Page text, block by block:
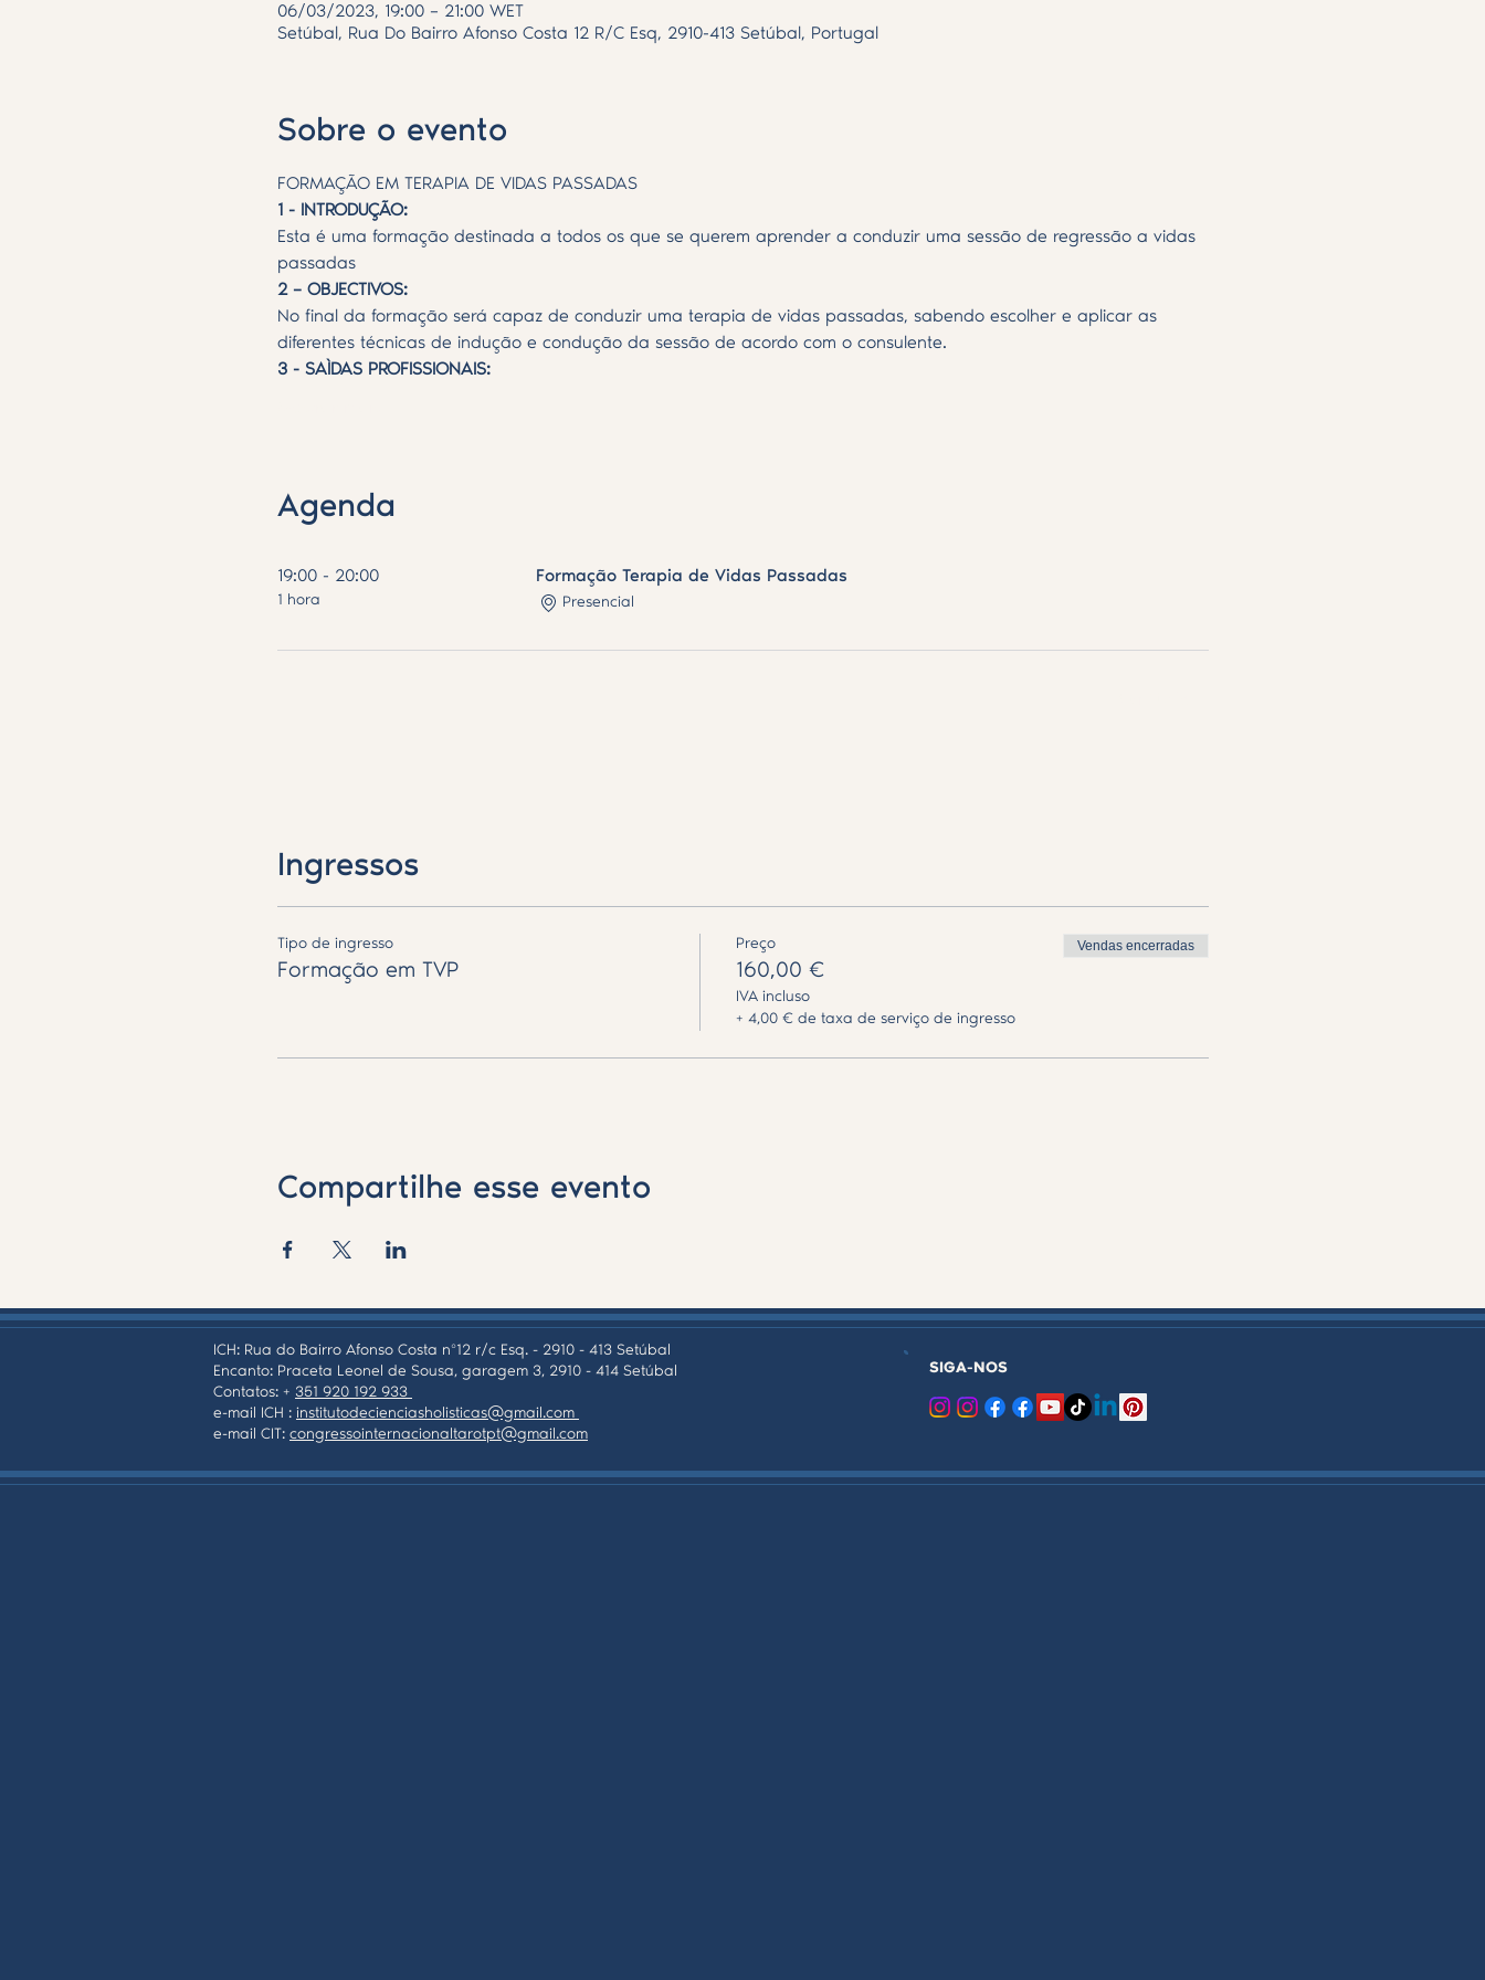
06/03/2023, 19:00 – 21:00 WET
Setúbal, Rua Do Bairro Afonso Costa 12 R/C Esq, 2910-413 Setúbal, Portugal
Sobre o evento
FORMAÇÃO EM TERAPIA DE VIDAS PASSADAS
1 - INTRODUÇÃO:
Esta é uma formação destinada a todos os que se querem aprender a conduzir uma sessão de regressão a vidas
passadas
2 – OBJECTIVOS:
No final da formação será capaz de conduzir uma terapia de vidas passadas, sabendo escolher e aplicar as
diferentes técnicas de indução e condução da sessão de acordo com o consulente.
3 - SAÌDAS PROFISSIONAIS:
Agenda
19:00 - 20:00
1 hora
Formação Terapia de Vidas Passadas
Presencial
Ingressos
Tipo de ingresso
Formação em TVP
Preço
160,00 €
IVA incluso
+ 4,00 € de taxa de serviço de ingresso
Vendas encerradas
Compartilhe esse evento
ICH: Rua do Bairro Afonso Costa nº12 r/c Esq. - 2910 - 413 Setúbal
Encanto: Praceta Leonel de Sousa, garagem 3, 2910 - 414 Setúbal
Contatos: + 351 920 192 933
e-mail ICH : institutodecienciasholisticas@gmail.com
e-mail CIT: congressointernacionaltarotpt@gmail.com
SIGA-NOS